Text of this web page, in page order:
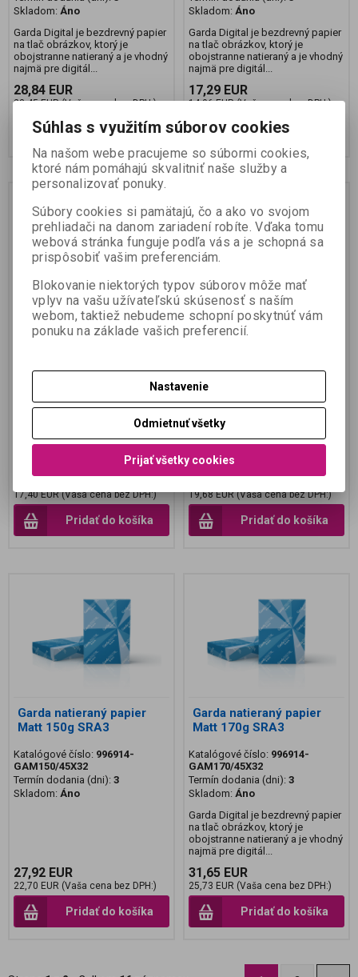
Skladom: Áno
Garda Digital je bezdrevný papier
na tlač obrázkov, ktorý je
obojstranne natieraný a je vhodný
najmä pre digitál...
28,84 EUR
23,45 EUR (Vaša cena bez DPH:)
Pridať do košíka
Skladom: Áno
Garda Digital je bezdrevný papier
na tlač obrázkov, ktorý je
obojstranne natieraný a je vhodný
najmä pre digitál...
17,29 EUR
14,06 EUR (Vaša cena bez DPH:)
Pridať do košíka
Garda natieraný papier
Matt 115g SRA3
GAM115/45X32
Skladom:Áno
Garda Digital je bezdrevný papier
na tlač obrázkov, ktorý je
obojstranne natieraný a je vhodný
17,40 EUR (Vaša cena bez DPH:)
Pridať do košíka
Garda natieraný papier
Matt 130g SRA3
GAM130/45X32
Termín dodania (dni):
Skladom:Áno
Garda Digital je bezdrevný papier
na tlač obrázkov, ktorý je
obojstranne natieraný a je vhodný
najmä pre digitál...
19,68 EUR (Vaša cena bez DPH:)
Pridať do košíka
Garda natieraný papier
Matt 150g SRA3
Katalógové číslo: 996914-
GAM150/45X32
Termín dodania (dni): 3
Skladom: Áno
27,92 EUR
22,70 EUR (Vaša cena bez DPH:)
Pridať do košíka
Garda natieraný papier
Matt 170g SRA3
Katalógové číslo: 996914-
GAM170/45X32
Termín dodania (dni): 3
Skladom: Áno
Garda Digital je bezdrevný papier
na tlač obrázkov, ktorý je
obojstranne natieraný a je vhodný
najmä pre digitál...
31,65 EUR
25,73 EUR (Vaša cena bez DPH:)
Pridať do košíka
Súhlas s využitím súborov cookies
Na našom webe pracujeme so súbormi cookies,
ktoré nám pomáhajú skvalitniť naše služby a
personalizovať ponuky.
Súbory cookies si pamätajú, čo a ako vo svojom
prehliadači na danom zariadení robíte. Vďaka tomu
webová stránka funguje podľa vás a je schopná sa
prispôsobiť vašim preferenciám.
Blokovanie niektorých typov súborov môže mať
vplyv na vašu užívateľskú skúsenosť s naším
webom, taktiež nebudeme schopní poskytnúť vám
ponuku na základe vašich preferencií.
Nastavenie
Odmietnuť všetky
Prijať všetky cookies